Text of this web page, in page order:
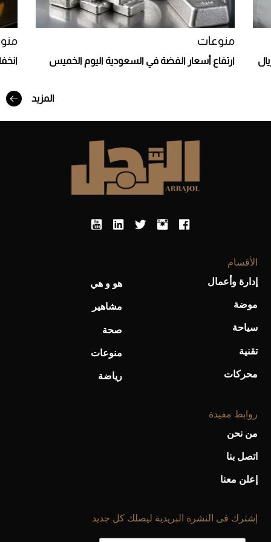
أفضل تدريج للشعر الطويل لإطلالة جريئة وعصرية
منوعات
ارتفاع أسعار الفضة في السعودية اليوم الخميس
المزيد
الأقسام
إدارة وأعمال
موضة
سياحة
تقنية
محركات
هو و هي
مشاهير
صحة
منوعات
رياضة
روابط مفيدة
من نحن
اتصل بنا
إعلن معنا
إشترك فى النشرة البريدية ليصلك كل جديد